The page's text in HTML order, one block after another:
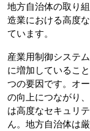
地方自治体の取り
造業における高度
ています。
産業用制御システ
に増加しているこ
つの要因です。オ
の向上につながり
は高度なセキュリ
ん。地方自治体は